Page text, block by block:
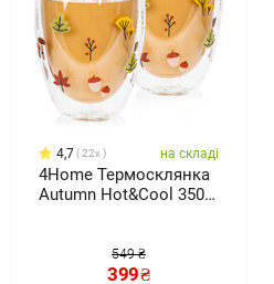
4,7 22x на складі
4Home Термосклянка
Autumn Hot&Cool 350
549 ₴
399₴